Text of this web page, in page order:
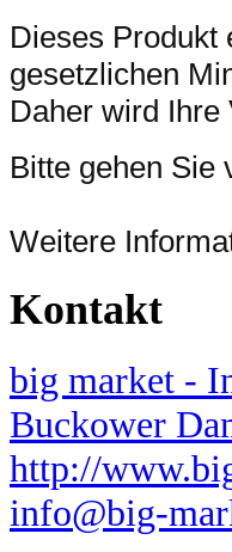
Dieses Produkt
gesetzlichen
Daher wird Ihre
Bitte gehen Sie
Weitere
Kontakt
big market -
Buckower
http://
info@big-